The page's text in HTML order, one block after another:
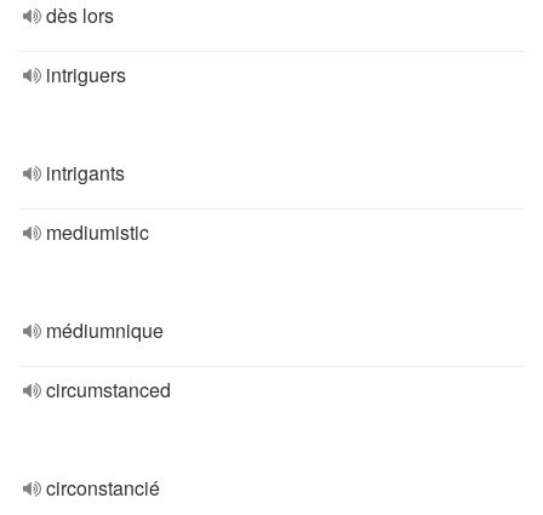
dès lors
intriguers
intrigants
mediumistic
médiumnique
circumstanced
circonstancié